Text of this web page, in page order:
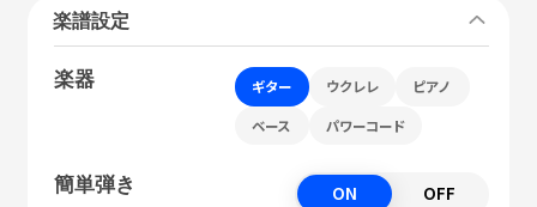
楽譜設定
楽器 ギター ウクレレ ピアノ
ベース パワーコード
簡単弾き ON OFF